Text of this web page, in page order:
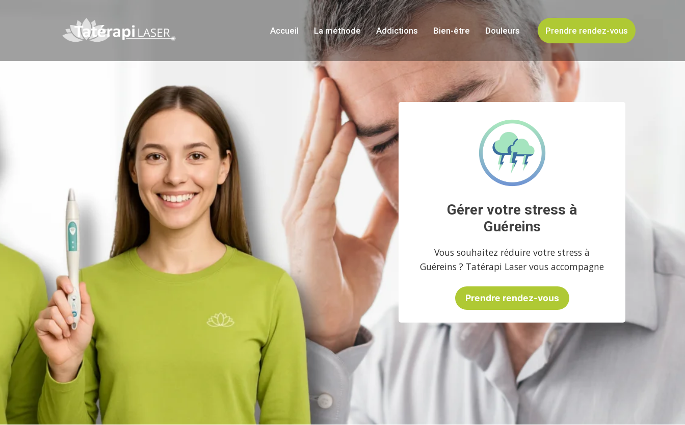
Accueil La méthode Addictions Bien-être Douleurs Prendre rendez-vous
Gérer votre stress à
Guéreins
Vous souhaitez réduire votre stress à
Guéreins ? Tatérapi Laser vous accompagne
Prendre rendez-vous